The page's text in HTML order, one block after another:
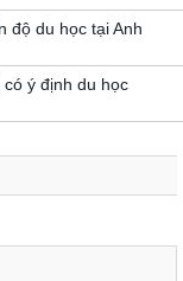
độ du học tại Anh
ý định du học